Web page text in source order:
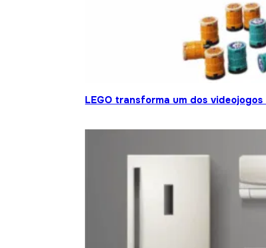
LEGO transforma um dos